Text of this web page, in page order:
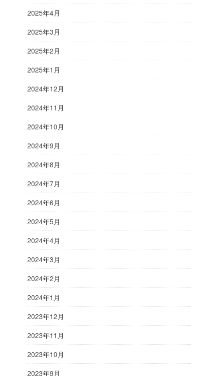
2025年4月
2025年3月
2025年2月
2025年1月
2024年12月
2024年11月
2024年10月
2024年9月
2024年8月
2024年7月
2024年6月
2024年5月
2024年4月
2024年3月
2024年2月
2024年1月
2023年12月
2023年11月
2023年10月
2023年9月